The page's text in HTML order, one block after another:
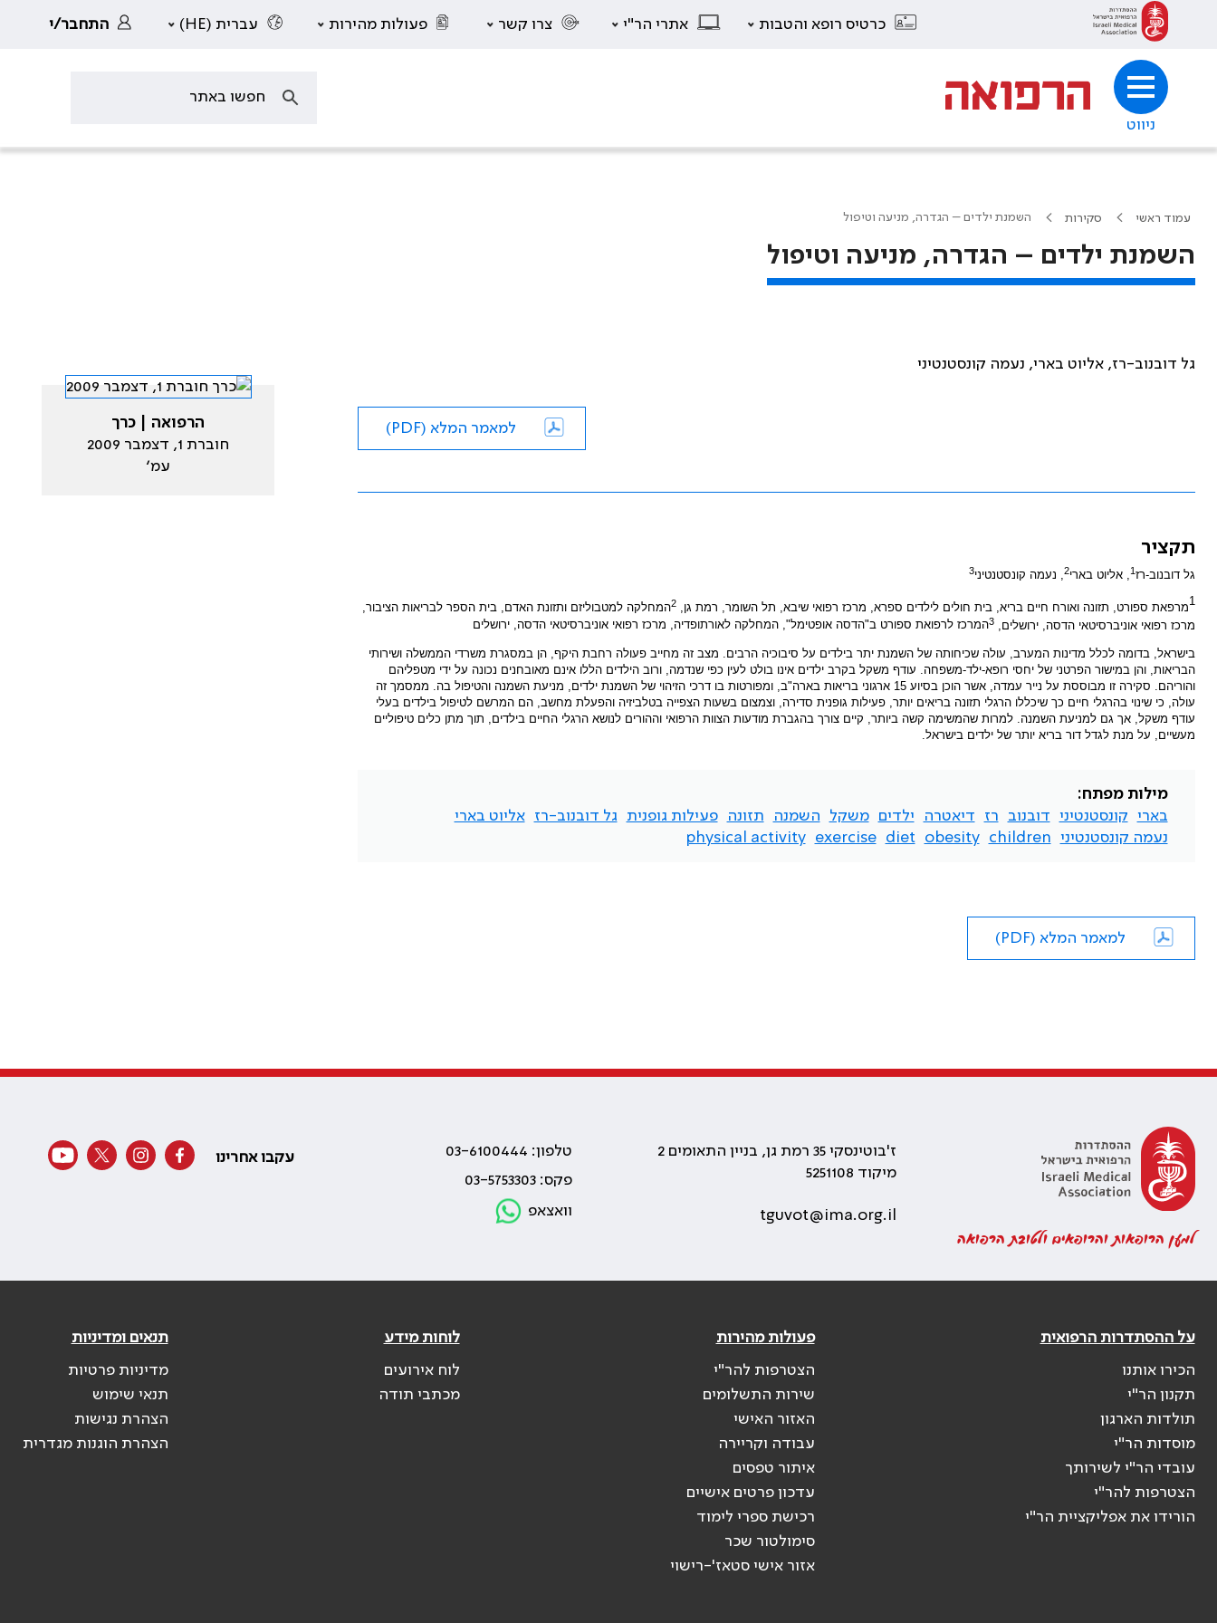
כרטיס רופא והטבות אתרי הר"י צרו קשר פעולות מהירות עברית (HE) התחבר/י
ניווט
עמוד ראשי סקירות השמנת ילדים – הגדרה, מניעה וטיפול
השמנת ילדים – הגדרה, מניעה וטיפול
גל דובנוב-רז, אליוט בארי, נעמה קונסטנטיני
למאמר המלא (PDF)
תקציר
גל דובנוב-רז1, אליוט בארי2, נעמה קונסטנטיני3
1מרפאת ספורט, תזונה ואורח חיים בריא, בית חולים לילדים ספרא, מרכז רפואי שיבא, תל השומר, רמת גן,2המחלקה למטבוליזם ותזונת האדם, בית הספר לבריאות הציבור,
מרכז רפואי אוניברסיטאי הדסה, ירושלים,3המרכז לרפואת ספורט ב"הדסה אופטימל", המחלקה לאורתופדיה, מרכז רפואי אוניברסיטאי הדסה, ירושלים
בישראל, בדומה לכלל מדינות המערב, עולה שכיחותה של השמנת יתר בילדים על סיבוכיה הרבים. מצב זה מחייב פעולה רחבת היקף, הן במסגרת משרדי הממשלה ושירותי
הבריאות, והן במישור הפרטני של יחסי רופא-ילד-משפחה. עודף משקל בקרב ילדים אינו בולט לעין כפי שנדמה, ורוב הילדים הללו אינם מאובחנים נכונה על ידי מטפליהם
והוריהם. סקירה זו מבוססת על נייר עמדה, אשר הוכן בסיוע 15 ארגוני בריאות בארה"ב, ומפורטות בו דרכי הזיהוי של השמנת ילדים, מניעת השמנה והטיפול בה. ממסמך זה
עולה, כי שינוי בהרגלי חיים כך שיכללו הרגלי תזונה בריאים יותר, פעילות גופנית סדירה, וצמצום בשעות הצפייה בטלביזיה והפעלת מחשב, הם המרשם לטיפול בילדים בעלי
עודף משקל, אך גם למניעת השמנה. למרות שהמשימה קשה ביותר, קיים צורך בהגברת מודעות הצוות הרפואי וההורים לנושא הרגלי החיים בילדים, תוך מתן כלים טיפוליים
מעשיים, על מנת לגדל דור בריא יותר של ילדים בישראל.
מילות מפתח:
בארי
קונסטנטיני דובנוב רז דיאטרה ילדים משקל השמנה תזונה פעילות גופנית גל דובנוב-רז
אליוט בארי
נעמה קונסטנטיני
children
obesity
diet
exercise
physical activity
למאמר המלא (PDF)
הרפואה | כרך
חוברת 1, דצמבר 2009
עמ׳
למען הרופאות והרופאים ולטובת הרפואה
ז'בוטינסקי 35 רמת גן, בניין התאומים 2
מיקוד 5251108
tguvot@ima.org.il
טלפון: 03-6100444
פקס: 03-5753303
וואצאפ
עקבו אחרינו
על ההסתדרות הרפואית
הכירו אותנו
תקנון הר"י
תולדות הארגון
מוסדות הר"י
עובדי הר"י לשירותך
הצטרפות להר"י
הורידו את אפליקציית הר"י
פעולות מהירות
הצטרפות להר"י
שירות התשלומים
האזור האישי
עבודה וקריירה
איתור טפסים
עדכון פרטים אישיים
רכישת ספרי לימוד
סימולטור שכר
אזור אישי סטאז'-רישוי
לוחות מידע
לוח אירועים
מכתבי תודה
תנאים ומדיניות
מדיניות פרטיות
תנאי שימוש
הצהרת נגישות
הצהרת הוגנות מגדרית